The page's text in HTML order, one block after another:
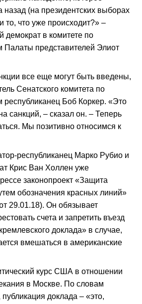
назад (на президентских выборах
то, что уже происходит?» –
демократ в комитете по
Палаты представителей Элиот
все еще могут быть введены,
Сенатского комитета по
Боб Коркер. «Это
санкций, – сказал он. – Теперь
Мы позитивно относимся к
республиканец Марко Рубио и
Крис Ван Холлен уже
законопроект «Защита
обозначения красных линий»
29.01.18). Он обязывает
счета и запретить въезд
доклада» в случае,
вмешаться в американские
курс США в отношении
в Москве. По словам
доклада – «это,